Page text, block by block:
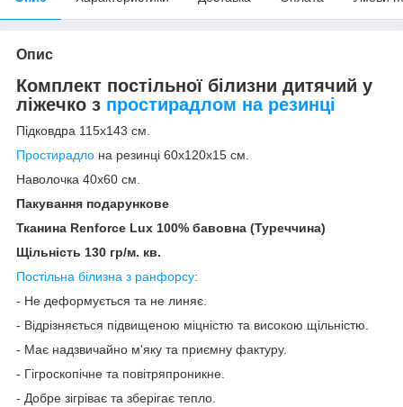
Опис
Комплект постільної білизни дитячий у
ліжечко з простирадлом на резинці
Підковдра 115х143 см.
Простирадло на резинці 60х120х15 см.
Наволочка 40х60 см.
Пакування подарункове
Тканина Renforce Lux 100% бавовна (Туреччина)
Щільність 130 гр/м. кв.
Постільна білизна з ранфорсу:
- Не деформується та не линяє.
- Відрізняється підвищеною міцністю та високою щільністю.
- Має надзвичайно м'яку та приємну фактуру.
- Гігроскопічне та повітряпроникне.
- Добре зігріває та зберігає тепло.